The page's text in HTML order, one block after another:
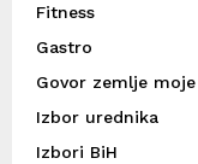
Fitness
Gastro
Govor zemlje moje
Izbor urednika
Izbori BiH